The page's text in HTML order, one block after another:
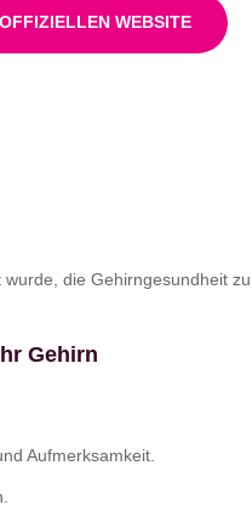
OFFIZIELLEN WEBSITE
die Gehirngesundheit
Gehirn
Aufmerksamkeit.